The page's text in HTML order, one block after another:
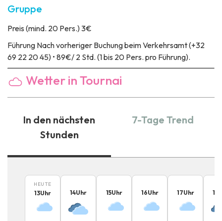
Gruppe
Preis (mind. 20 Pers.) 3€
Führung Nach vorheriger Buchung beim Verkehrsamt (+32
69 22 20 45) • 89€/ 2 Std. (1 bis 20 Pers. pro Führung).
Wetter in Tournai
In den nächsten
Stunden
7-Tage Trend
HEUTE
13Uhr 14Uhr 15Uhr 16Uhr 17Uhr 18